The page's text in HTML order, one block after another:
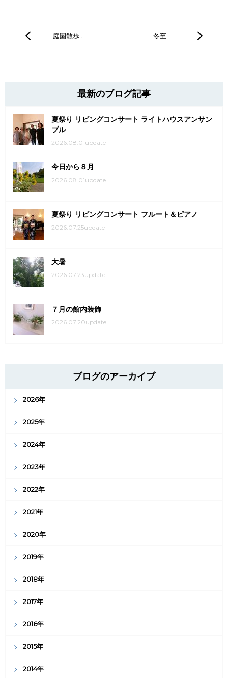
庭園散歩… 冬至
最新のブログ記事
夏祭り リビングコンサート ライトハウスアンサン
ブル
2026.08.01update
今日から８月
2026.08.01update
夏祭り リビングコンサート フルート＆ピアノ
2026.07.25update
大暑
2026.07.23update
７月の館内装飾
2026.07.20update
ブログのアーカイブ
2026年
2025年
2024年
2023年
2022年
2021年
2020年
2019年
2018年
2017年
2016年
2015年
2014年